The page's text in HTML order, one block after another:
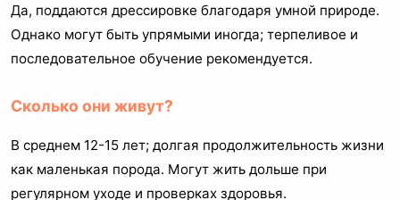
Да, поддаются дрессировке благодаря умной природе.
Однако могут быть упрямыми иногда; терпеливое и
последовательное обучение рекомендуется.
Сколько они живут?
В среднем 12-15 лет; долгая продолжительность жизни
как маленькая порода. Могут жить дольше при
регулярном уходе и проверках здоровья.